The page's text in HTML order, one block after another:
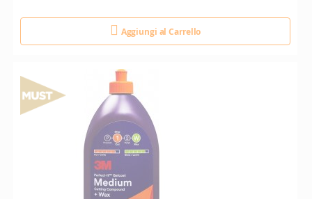
Aggiungi al Carrello